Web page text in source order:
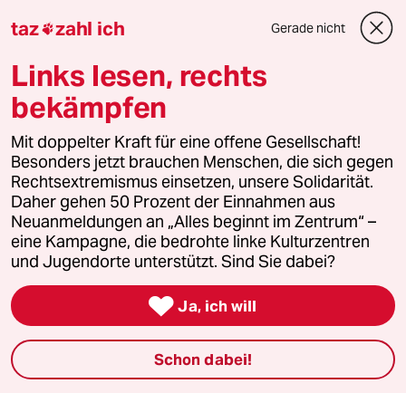
rechtsstaatliches Mittel. Nur wird
dass die LG, so gut sie offenbar
juristisch beraten ist, ihren Protest
leider immer noch zu strafrechtlich
relevant und zu organisiert
durchführt, als dass sie keine
hinreichenden Anhaltspunkte für
genau solche 129er-Ermittlungen
gäbe.
25.05.2023, 14:12 Uhr
@Normalo:
Ein Rechtsstaat der nicht dazu in der
Lage ist zwischen Organisationen wie
der Cosa Nostra und der LG einen
taz zahl ich Gerade nicht
Links lesen, rechts
bekämpfen
Mit doppelter Kraft für eine offene Gesellschaft!
Besonders jetzt brauchen Menschen, die sich gegen
Rechtsextremismus einsetzen, unsere Solidarität.
Daher gehen 50 Prozent der Einnahmen aus
Neuanmeldungen an „Alles beginnt im Zentrum“ –
eine Kampagne, die bedrohte linke Kulturzentren
und Jugendorte unterstützt. Sind Sie dabei?
 Ja, ich will
Schon dabei!